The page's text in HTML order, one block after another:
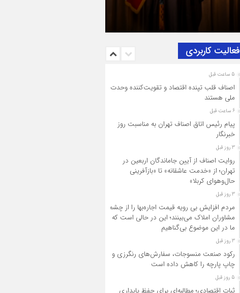
طرف اصناف و بازاریان با مقام معظّم رهبری،
حضرت آیت‌الله سید مجتبی خامنه‌ای (حفظه‌الله)
فعالیت کاربردی
5 ساعت قبل
اصناف قلب تپنده اقتصاد و تقویت‌کننده وحدت
ملی هستند
6 ساعت قبل
پیام رئیس اتاق اصناف تهران به مناسبت روز
خبرنگار
3 روز قبل
روایت اصناف از آیین جاماندگان اربعین در
تهران؛ از «خدمت عاشقانه» تا «بازآفرینی
حال‌وهوای کربلا»
3 روز قبل
مردم افزایش بی رویه قیمت اجاره‌بها را از چشم
مشاوران املاک می‌بینند؛ این در حالی است که
ما در این موضوع بی‌گناهیم
3 روز قبل
رکود صنعت منسوجات، سفارش‌های رنگرزی و
چاپ پارچه را کاهش داده است
5 روز قبل
ثبات اقتصادی؛ مطالبه‌ای برای حفظ پایداری